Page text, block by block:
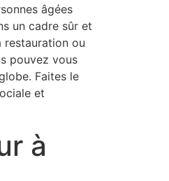
âgées
un cadre sûr et
restauration ou
pouvez vous
Faites le
et
à